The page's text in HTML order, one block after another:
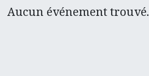
Aucun événement trouvé.